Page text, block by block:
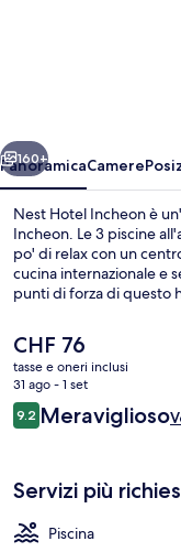
Avanti
160+
PanoramicaCamere
Nest Hotel Incheon è
Incheon. Le 3 piscine
po' di relax con un
cucina internazionale e
punti di forza di questo
viaggiatori menzionano
La struttura è vicina ai
a 8 min di distanza.
Il
prezzo
attuale
è
CHF 76
CHF 76
tasse e oneri inclusi
31 ago - 1 set
Recensioni
9.29.2 su 10
Meraviglioso
Servizi più
Piscina